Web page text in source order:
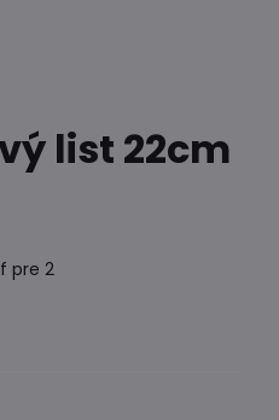
list 22cm
pre 2